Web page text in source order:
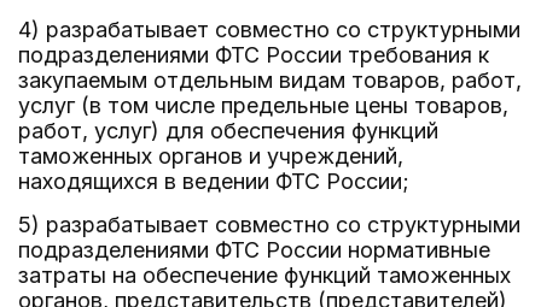
4) разрабатывает совместно со структурными
подразделениями ФТС России требования к
закупаемым отдельным видам товаров, работ,
услуг (в том числе предельные цены товаров,
работ, услуг) для обеспечения функций
таможенных органов и учреждений,
находящихся в ведении ФТС России;
5) разрабатывает совместно со структурными
подразделениями ФТС России нормативные
затраты на обеспечение функций таможенных
органов, представительств (представителей)